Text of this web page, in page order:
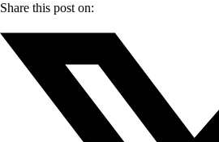
Share this post on: